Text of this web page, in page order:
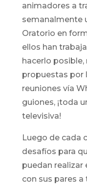
animadores a
semanalmente
Oratorio en
ellos han
hacerlo
propuestas por
reuniones vía
guiones, ¡toda
televisiva!
Luego de cada
desafíos para
puedan realizar
con sus pares a